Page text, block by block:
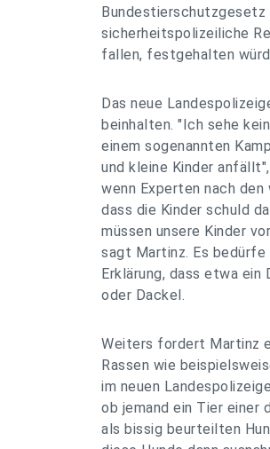
Bundestierschutzgesetz
sicherheitspolizeiliche
fallen, festgehalten
Das neue
beinhalten. "Ich sehe
einem sogenannten
und kleine Kinder
wenn Experten nach
dass die Kinder schuld
müssen unsere Kinder
sagt Martinz. Es
Erklärung, dass etwa ein
oder Dackel.
Weiters fordert Martinz
Rassen wie
im neuen
ob jemand ein Tier einer
als bissig beurteilten